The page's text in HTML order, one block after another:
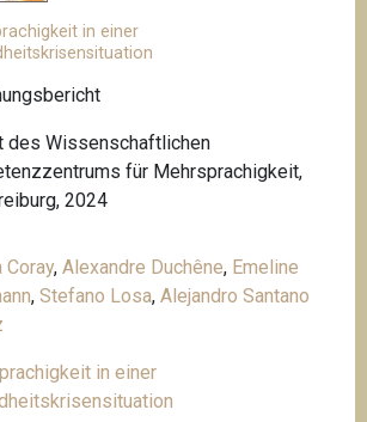
in einer
des Wissenschaftlichen
für Mehrsprachigkeit,
2024
Coray,Alexandre Duchêne, Emeline
,Stefano Losa,Alejandro Santano
in einer